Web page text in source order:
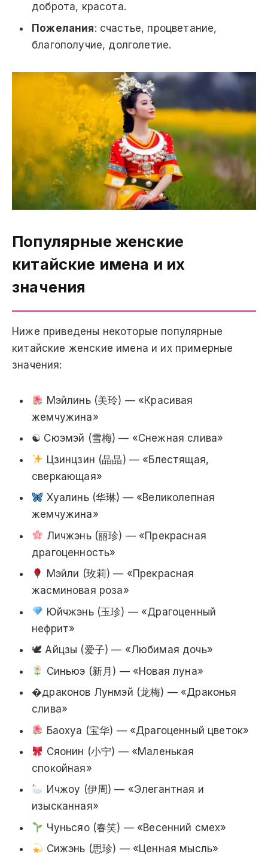
доброта, красота.
Пожелания: счастье, процветание,
благополучие, долголетие.
Популярные женские
китайские имена и их
значения
Ниже приведены некоторые популярные
китайские женские имена и их примерные
значения:
Мэйлинь (美玲) — «Красивая
жемчужина»
☯ Сюэмэй (雪梅) — «Снежная слива»
Цзинцзин (晶晶) — «Блестящая,
сверкающая»
Хуалинь (华琳) — «Великолепная
жемчужина»
Личжэнь (丽珍) — «Прекрасная
драгоценность»
Мэйли (玫莉) — «Прекрасная
жасминовая роза»
Юйчжэнь (玉珍) — «Драгоценный
нефрит»
🕊 Айцзы (爱子) — «Любимая дочь»
Синьюэ (新月) — «Новая луна»
�драконов Лунмэй (龙梅) — «Драконья
слива»
Баохуа (宝华) — «Драгоценный цветок»
Сяонин (小宁) — «Маленькая
спокойная»
Ичжоу (伊周) — «Элегантная и
изысканная»
Чуньсяо (春笑) — «Весенний смех»
Сижэнь (思珍) — «Ценная мысль»